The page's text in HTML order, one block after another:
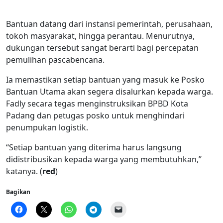
Bantuan datang dari instansi pemerintah, perusahaan,
tokoh masyarakat, hingga perantau. Menurutnya,
dukungan tersebut sangat berarti bagi percepatan
pemulihan pascabencana.
Ia memastikan setiap bantuan yang masuk ke Posko
Bantuan Utama akan segera disalurkan kepada warga.
Fadly secara tegas menginstruksikan BPBD Kota
Padang dan petugas posko untuk menghindari
penumpukan logistik.
“Setiap bantuan yang diterima harus langsung
didistribusikan kepada warga yang membutuhkan,”
katanya. (red)
Bagikan